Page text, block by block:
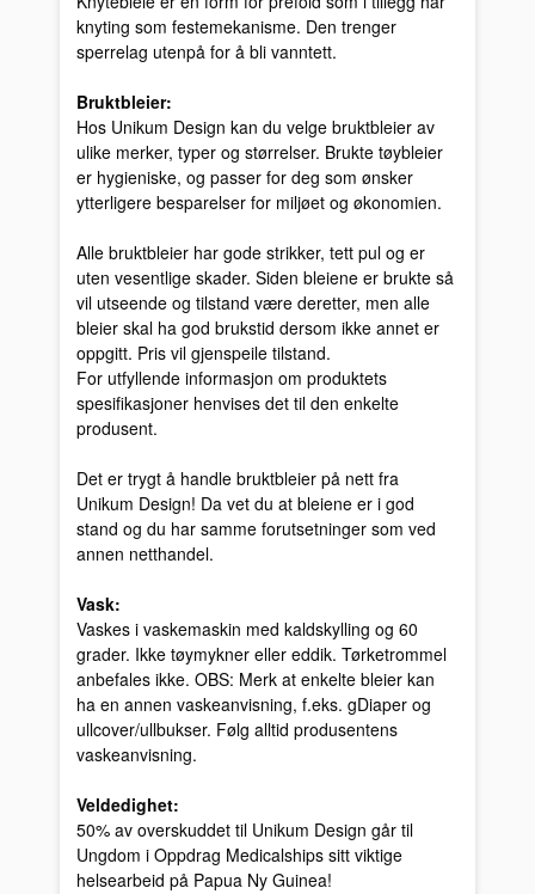
knyting som festemekanisme. Den trenger
sperrelag utenpå for å bli vanntett.
Bruktbleier:
Hos Unikum Design kan du velge bruktbleier av
ulike merker, typer og størrelser. Brukte tøybleier
er hygieniske, og passer for deg som ønsker
ytterligere besparelser for miljøet og økonomien.
Alle bruktbleier har gode strikker, tett pul og er
uten vesentlige skader. Siden bleiene er brukte så
vil utseende og tilstand være deretter, men alle
bleier skal ha god brukstid dersom ikke annet er
oppgitt. Pris vil gjenspeile tilstand.
For utfyllende informasjon om produktets
spesifikasjoner henvises det til den enkelte
produsent.
Det er trygt å handle bruktbleier på nett fra
Unikum Design! Da vet du at bleiene er i god
stand og du har samme forutsetninger som ved
annen netthandel.
Vask:
Vaskes i vaskemaskin med kaldskylling og 60
grader. Ikke tøymykner eller eddik. Tørketrommel
anbefales ikke. OBS: Merk at enkelte bleier kan
ha en annen vaskeanvisning, f.eks. gDiaper og
ullcover/ullbukser. Følg alltid produsentens
vaskeanvisning.
Veldedighet:
50% av overskuddet til Unikum Design går til
Ungdom i Oppdrag Medicalships sitt viktige
helsearbeid på Papua Ny Guinea!